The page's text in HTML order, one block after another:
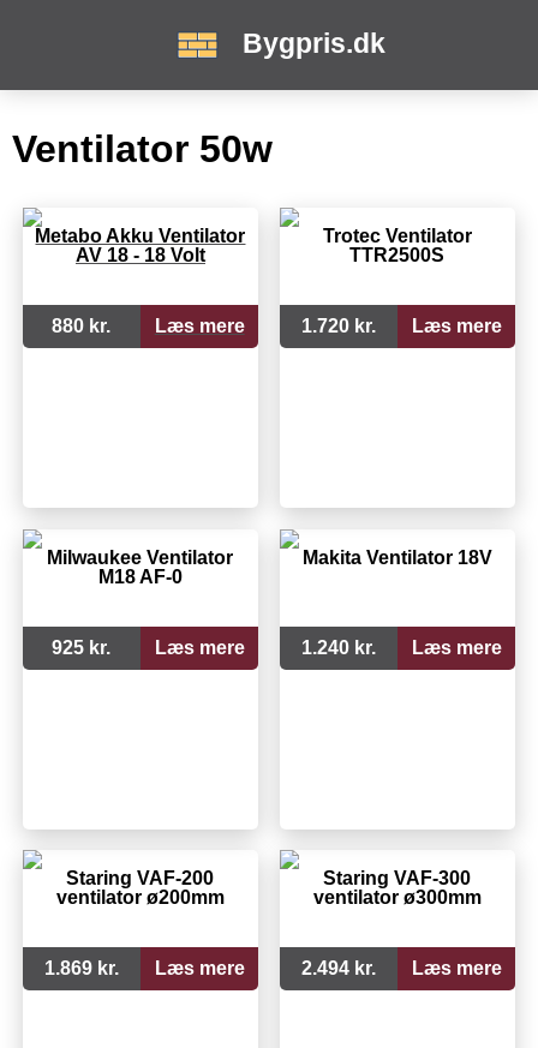
Bygpris.dk
Ventilator 50w
Metabo Akku Ventilator
AV 18 - 18 Volt
880 kr. Læs mere
Trotec Ventilator
TTR2500S
1.720 kr. Læs mere
Milwaukee Ventilator
M18 AF-0
925 kr. Læs mere
Makita Ventilator 18V
1.240 kr. Læs mere
Staring VAF-200
ventilator ø200mm
1.869 kr. Læs mere
Staring VAF-300
ventilator ø300mm
2.494 kr. Læs mere